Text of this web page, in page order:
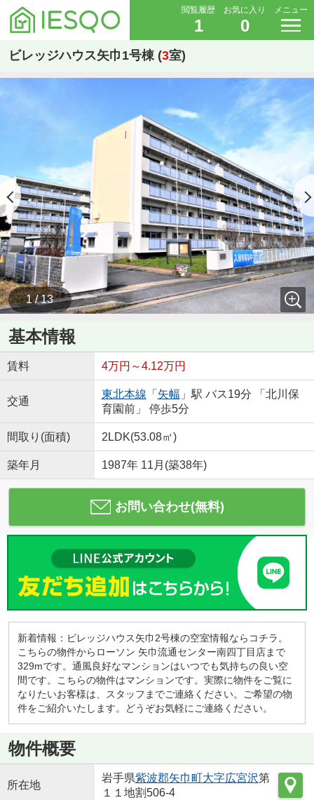
閲覧履歴
1
お気に入り
0
メニュー
ビレッジハウス矢巾1号棟 (3室)
1 / 13
基本情報
賃料 4万円～4.12万円
交通
東北本線 「 矢幅 」駅 バス19分 「北川保
育園前」 停歩5分
間取り(面積) 2LDK(53.08㎡)
築年月 1987年 11月(築38年)
お問い合わせ(無料)
新着情報：ビレッジハウス矢巾2号棟の空室情報ならコチラ。
こちらの物件からローソン 矢巾流通センター南四丁目店まで
329mです。通風良好なマンションはいつでも気持ちの良い空
間です。こちらの物件はマンションです。実際に物件をご覧に
なりたいお客様は、スタッフまでご連絡ください。ご希望の物
件をご紹介いたします。どうぞお気軽にご連絡ください。
物件概要
所在地
岩手県紫波郡矢巾町大字広宮沢第
１１地割506-4